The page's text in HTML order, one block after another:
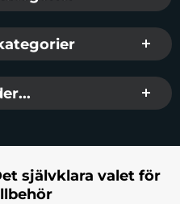
självklara valet för